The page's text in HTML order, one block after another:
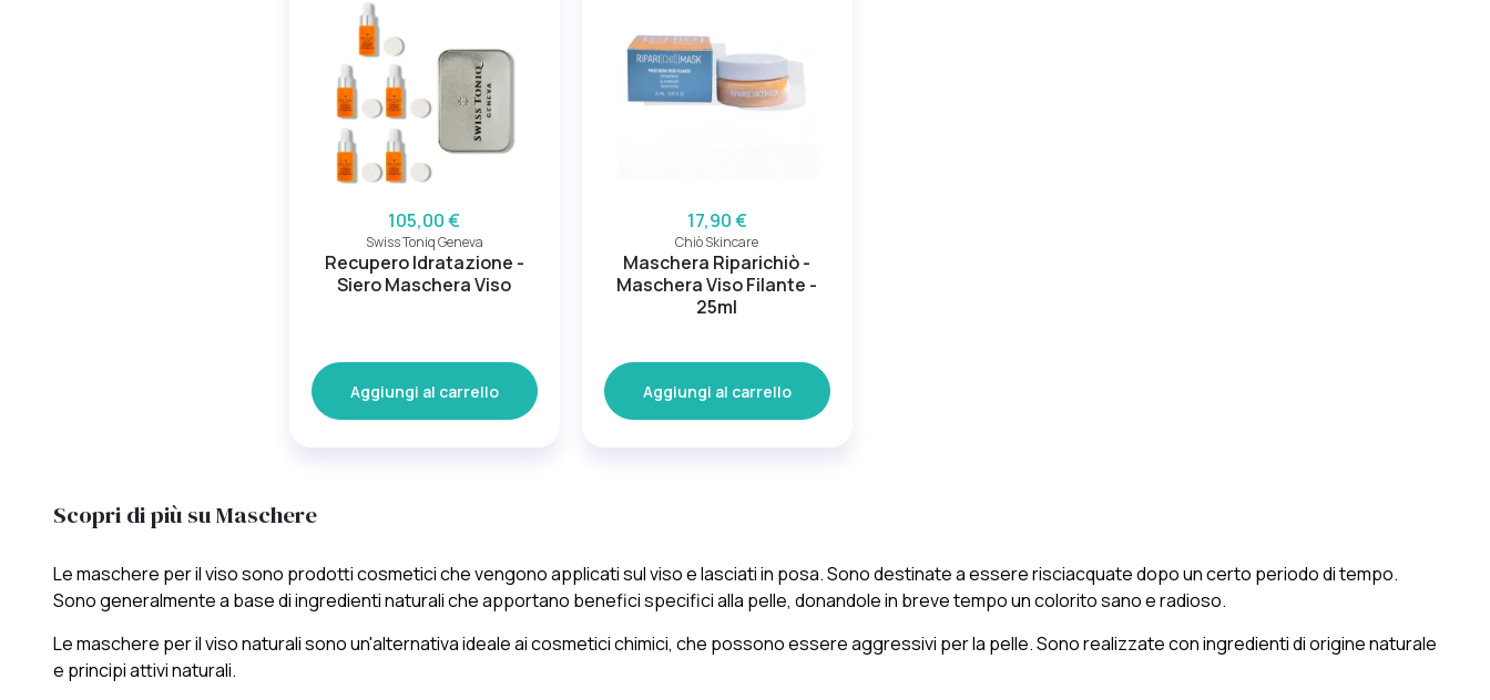
105,00 €
Swiss Toniq Geneva
Recupero Idratazione -
Siero Maschera Viso
Aggiungi al carrello
17,90 €
Chiò Skincare
Maschera Riparichiò -
Maschera Viso Filante -
25ml
Aggiungi al carrello
Scopri di più su Maschere
Le maschere per il viso sono prodotti cosmetici che vengono applicati sul viso e lasciati in posa. Sono destinate a essere risciacquate dopo un certo periodo di tempo.
Sono generalmente a base di ingredienti naturali che apportano benefici specifici alla pelle, donandole in breve tempo un colorito sano e radioso.
Le maschere per il viso naturali sono un'alternativa ideale ai cosmetici chimici, che possono essere aggressivi per la pelle. Sono realizzate con ingredienti di origine naturale
e principi attivi naturali.